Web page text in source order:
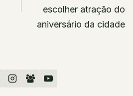
escolher atração do
aniversário da cidade